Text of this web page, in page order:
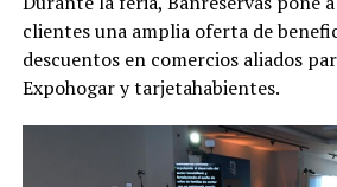
clientes una amplia oferta de
descuentos en comercios aliados
Expohogar y tarjetahabientes.